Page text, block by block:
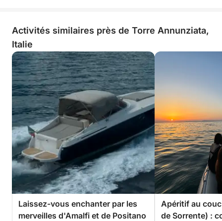
Activités similaires près de Torre Annunziata,
Italie
Laissez-vous enchanter par les
merveilles d'Amalfi et de Positano
Apéritif au
de Sorrente) :